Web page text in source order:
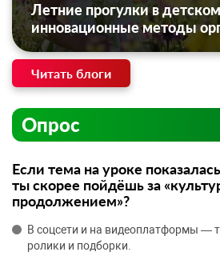
Летние прогулки в
инновационные методы
Читать блоги
Опрос
Если тема на уроке
ты скорее пойдёшь за
продолжением»?
В соцсети и на видеоплатформы —
ролики и подборки.